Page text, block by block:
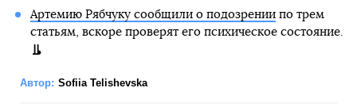
Артемию Рябчуку сообщили о подозрениипо трем
статьям, вскоре проверят его психическое состояние.
Автор: Sofiia Telishevska